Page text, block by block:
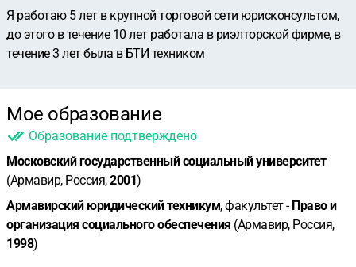
Я работаю 5 лет в крупной торговой сети юрисконсультом,
до этого в течение 10 лет работала в риэлторской фирме, в
течение 3 лет была в БТИ техником
Мое образование
Образование подтверждено
Московский государственный социальный университет
(Армавир, Россия,2001)
Армавирский юридический техникум, факультет - Право и
организация социального обеспечения (Армавир, Россия,
1998)